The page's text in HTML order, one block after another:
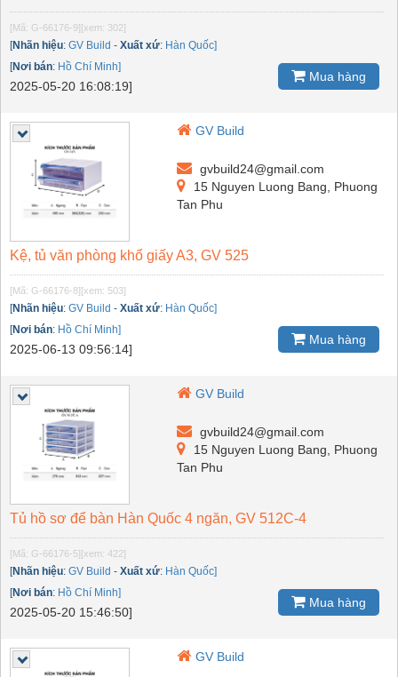
[Mã: G-66176-9] [xem: 302]
[Nhãn hiệu: GV Build - Xuất xứ: Hàn Quốc]
[Nơi bán: Hồ Chí Minh]
2025-05-20 16:08:19]
Mua hàng
GV Build
gvbuild24@gmail.com
15 Nguyen Luong Bang, Phuong
Tan Phu
Kệ, tủ văn phòng khổ giấy A3, GV 525
[Mã: G-66176-8] [xem: 503]
[Nhãn hiệu: GV Build - Xuất xứ: Hàn Quốc]
[Nơi bán: Hồ Chí Minh]
2025-06-13 09:56:14]
Mua hàng
GV Build
gvbuild24@gmail.com
15 Nguyen Luong Bang, Phuong
Tan Phu
Tủ hồ sơ để bàn Hàn Quốc 4 ngăn, GV 512C-4
[Mã: G-66176-5] [xem: 422]
[Nhãn hiệu: GV Build - Xuất xứ: Hàn Quốc]
[Nơi bán: Hồ Chí Minh]
2025-05-20 15:46:50]
Mua hàng
GV Build